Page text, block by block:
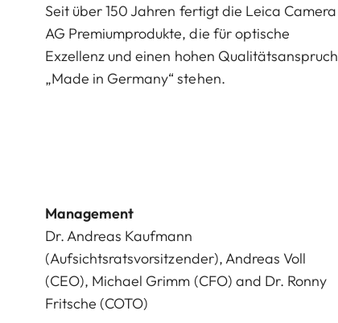
Seit über 150 Jahren fertigt die Leica Camera
AG Premiumprodukte, die für optische
Exzellenz und einen hohen Qualitätsanspruch
„Made in Germany“ stehen.
Management
Dr. Andreas Kaufmann
(Aufsichtsratsvorsitzender), Andreas Voll
(CEO), Michael Grimm (CFO) and Dr. Ronny
Fritsche (COTO)